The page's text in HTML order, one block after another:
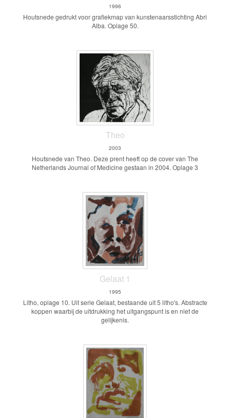
1996
Houtsnede gedrukt voor grafiekmap van kunstenaarsstichting Abri
Alba. Oplage 50.
Theo
2003
Houtsnede van Theo. Deze prent heeft op de cover van The
Netherlands Journal of Medicine gestaan in 2004. Oplage 3
Gelaat 1
1995
Litho, oplage 10. Uit serie Gelaat, bestaande uit 5 litho's. Abstracte
koppen waarbij de uitdrukking het uitgangspunt is en niet de
gelijkenis.